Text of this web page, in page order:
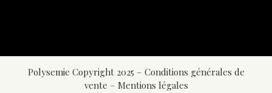
Polysemie Copyright 2025 – Conditions générales de
vente – Mentions légales